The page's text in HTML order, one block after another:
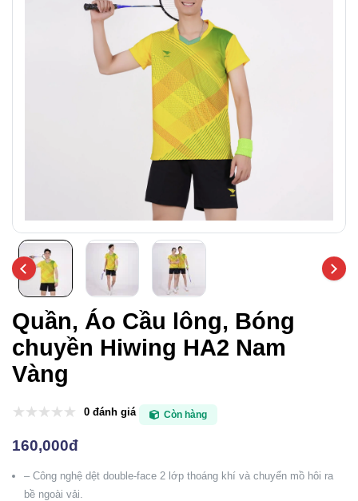
Quần, Áo Cầu lông, Bóng
chuyền Hiwing HA2 Nam
Vàng
0 đánh giá Còn hàng
160,000đ
– Công nghệ dệt double-face 2 lớp thoáng khí và chuyển mồ hôi ra
bề ngoài vải.